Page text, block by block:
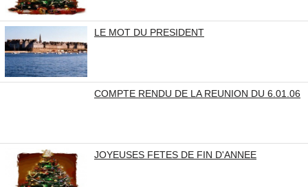
LE MOT DU PRESIDENT
COMPTE RENDU DE LA REUNION DU 6.01.06
JOYEUSES FETES DE FIN D'ANNEE